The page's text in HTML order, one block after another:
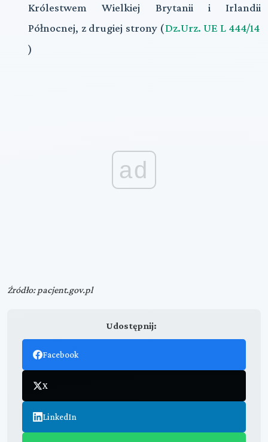
Królestwem Wielkiej Brytanii i Irlandii
Północnej, z drugiej strony (Dz.Urz. UE L 444/14
)
ad
Źródło: pacjent.gov.pl
Udostępnij:
Facebook
X
LinkedIn